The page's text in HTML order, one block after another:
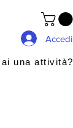
Accedi
una attività?